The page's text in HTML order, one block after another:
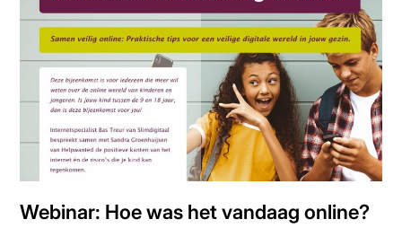
Webinar: Hoe was het vandaag online?